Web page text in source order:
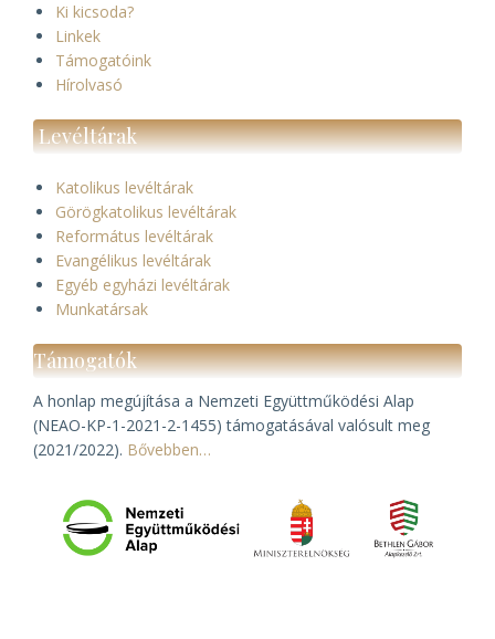
Ki kicsoda?
Linkek
Támogatóink
Hírolvasó
Levéltárak
Katolikus levéltárak
Görögkatolikus levéltárak
Református levéltárak
Evangélikus levéltárak
Egyéb egyházi levéltárak
Munkatársak
Támogatók
A honlap megújítása a Nemzeti Együttműködési Alap
(NEAO-KP-1-2021-2-1455) támogatásával valósult meg
(2021/2022). Bővebben…